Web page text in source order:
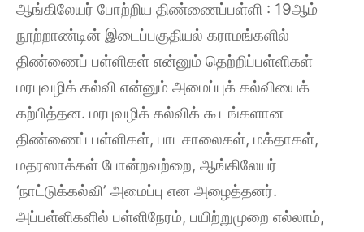
ஆங்கிலேயர் போற்றிய திண்ணைப்பள்ளி : 19ஆம்
நூற்றாண்டின் இடைப்பகுதியல் கராமங்களில்
திண்ணைப் பள்ளிகள் என்னும் தெற்றிப்பள்ளிகள்
மரபுவழிக் கல்வி என்னும் அமைப்புக் கல்வியைக்
கற்பித்தன. மரபுவழிக் கல்விக் கூடங்களான
திண்ணைப் பள்ளிகள், பாடசாலைகள், மக்தாகள்,
மதரஸாக்கள் போன்றவற்றை, ஆங்கிலேயர்
‘நாட்டுக்கல்வி’ அமைப்பு என அழைத்தனர்.
அப்பள்ளிகளில் பள்ளிநேரம், பயிற்றுமுறை எல்லாம்,